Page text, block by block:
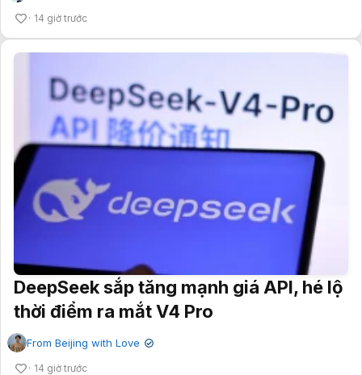
14 giờ trước
DeepSeek sắp tăng mạnh giá API, hé lộ
thời điểm ra mắt V4 Pro
From Beijing with Love ✔
14 giờ trước